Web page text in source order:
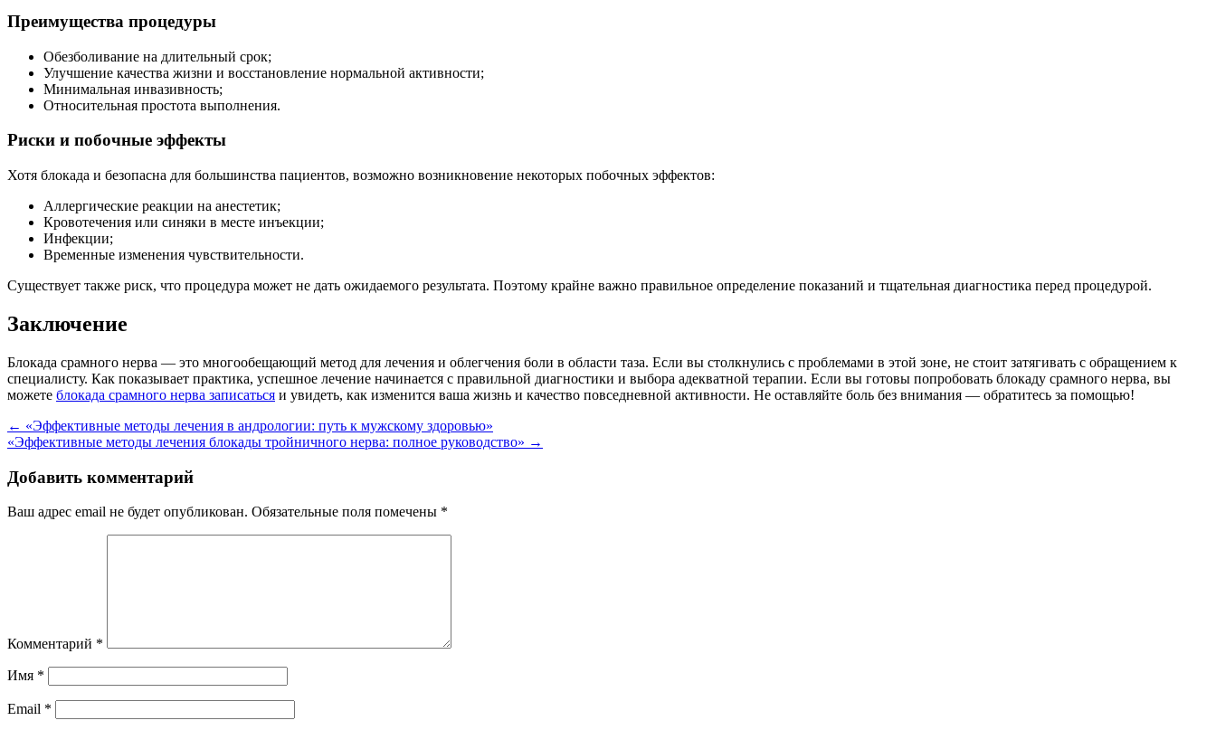
Преимущества процедуры
Обезболивание на длительный срок;
Улучшение качества жизни и восстановление нормальной активности;
Минимальная инвазивность;
Относительная простота выполнения.
Риски и побочные эффекты
Хотя блокада и безопасна для большинства пациентов, возможно возникновение некоторых побочных эффектов:
Аллергические реакции на анестетик;
Кровотечения или синяки в месте инъекции;
Инфекции;
Временные изменения чувствительности.
Существует также риск, что процедура может не дать ожидаемого результата. Поэтому крайне важно правильное определение показаний и тщательная диагностика перед процедурой.
Заключение
Блокада срамного нерва — это многообещающий метод для лечения и облегчения боли в области таза. Если вы столкнулись с проблемами в этой зоне, не стоит затягивать с обращением к
специалисту. Как показывает практика, успешное лечение начинается с правильной диагностики и выбора адекватной терапии. Если вы готовы попробовать блокаду срамного нерва, вы
можете блокада срамного нерва записаться и увидеть, как изменится ваша жизнь и качество повседневной активности. Не оставляйте боль без внимания — обратитесь за помощью!
Навигация
по
← «Эффективные методы лечения в андрологии: путь к мужскому здоровью»
«Эффективные методы лечения блокады тройничного нерва: полное руководство» →
Добавить комментарий
Ваш адрес email не будет опубликован. Обязательные поля помечены *
Комментарий *
Имя *
Email *